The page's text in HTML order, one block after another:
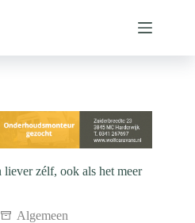
zélf, ook als het meer
Algemeen